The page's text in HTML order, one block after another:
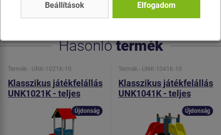
Hasonlótermék
Termék - UNK-1021K-10
Klasszikus játékfelállás
UNK1021K - teljes
Újdonság
Termék - UNK-1041K-10
Klasszikus játékfelállás
UNK1041K - teljes
Újdonság
Beállítások Elfogadom